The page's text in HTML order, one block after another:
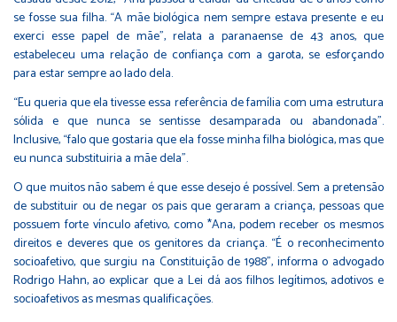
se fosse sua filha. “A mãe biológica nem sempre estava presente e eu
exerci esse papel de mãe”, relata a paranaense de 43 anos, que
estabeleceu uma relação de confiança com a garota, se esforçando
para estar sempre ao lado dela.
“Eu queria que ela tivesse essa referência de família com uma estrutura
sólida e que nunca se sentisse desamparada ou abandonada”.
Inclusive, “falo que gostaria que ela fosse minha filha biológica, mas que
eu nunca substituiria a mãe dela”.
O que muitos não sabem é que esse desejo é possível. Sem a pretensão
de substituir ou de negar os pais que geraram a criança, pessoas que
possuem forte vínculo afetivo, como *Ana, podem receber os mesmos
direitos e deveres que os genitores da criança. “É o reconhecimento
socioafetivo, que surgiu na Constituição de 1988”, informa o advogado
Rodrigo Hahn, ao explicar que a Lei dá aos filhos legítimos, adotivos e
socioafetivos as mesmas qualificações.